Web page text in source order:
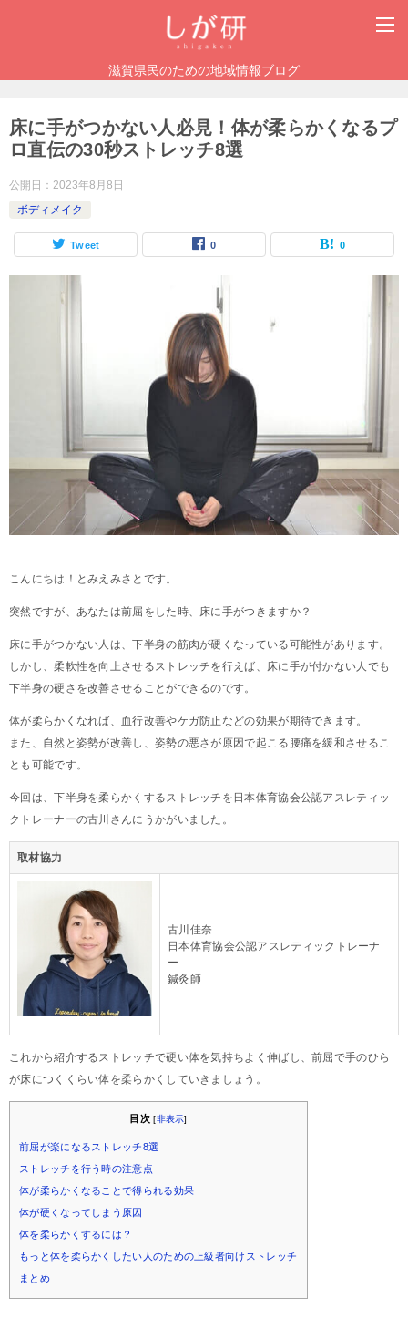
滋賀県民のための地域情報ブログ
床に手がつかない人必見！体が柔らかくなるプ
ロ直伝の30秒ストレッチ8選
公開日： 2023年8月8日
ボディメイク
Tweet 0 0
こんにちは！とみえみさとです。
突然ですが、あなたは前屈をした時、床に手がつきますか？
床に手がつかない人は、下半身の筋肉が硬くなっている可能性があります。
しかし、柔軟性を向上させるストレッチを行えば、床に手が付かない人でも
下半身の硬さを改善させることができるのです。
体が柔らかくなれば、血行改善やケガ防止などの効果が期待できます。
また、自然と姿勢が改善し、姿勢の悪さが原因で起こる腰痛を緩和させるこ
とも可能です。
今回は、下半身を柔らかくするストレッチを日本体育協会公認アスレティッ
クトレーナーの古川さんにうかがいました。
取材協力
古川佳奈
日本体育協会公認アスレティックトレーナ
ー
鍼灸師
これから紹介するストレッチで硬い体を気持ちよく伸ばし、前屈で手のひら
が床につくくらい体を柔らかくしていきましょう。
目次 [非表示]
前屈が楽になるストレッチ8選
ストレッチを行う時の注意点
体が柔らかくなることで得られる効果
体が硬くなってしまう原因
体を柔らかくするには？
もっと体を柔らかくしたい人のための上級者向けストレッチ
まとめ